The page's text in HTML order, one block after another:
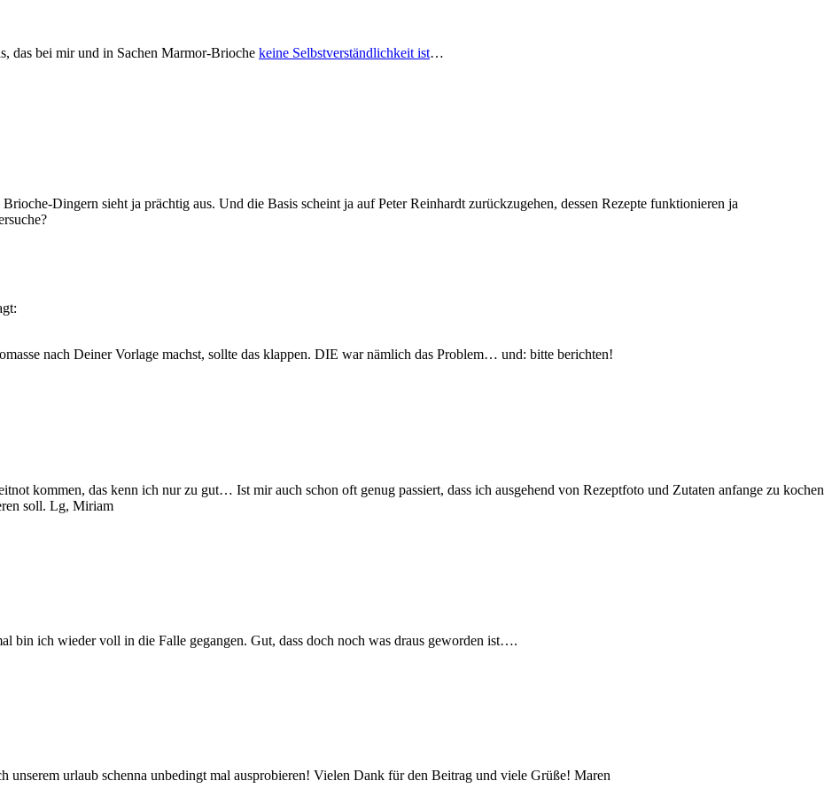
das bei mir und in Sachen Marmor-Brioche keine Selbstverständlichkeit ist…
Dingern sieht ja prächtig aus. Und die Basis scheint ja auf Peter Reinhardt zurückzugehen, dessen Rezepte funktionieren ja
nach Deiner Vorlage machst, sollte das klappen. DIE war nämlich das Problem… und: bitte berichten!
kommen, das kenn ich nur zu gut… Ist mir auch schon oft genug passiert, dass ich ausgehend von Rezeptfoto und Zutaten anfange zu kochen
soll. Lg, Miriam
bin ich wieder voll in die Falle gegangen. Gut, dass doch noch was draus geworden ist….
unserem urlaub schenna unbedingt mal ausprobieren! Vielen Dank für den Beitrag und viele Grüße! Maren